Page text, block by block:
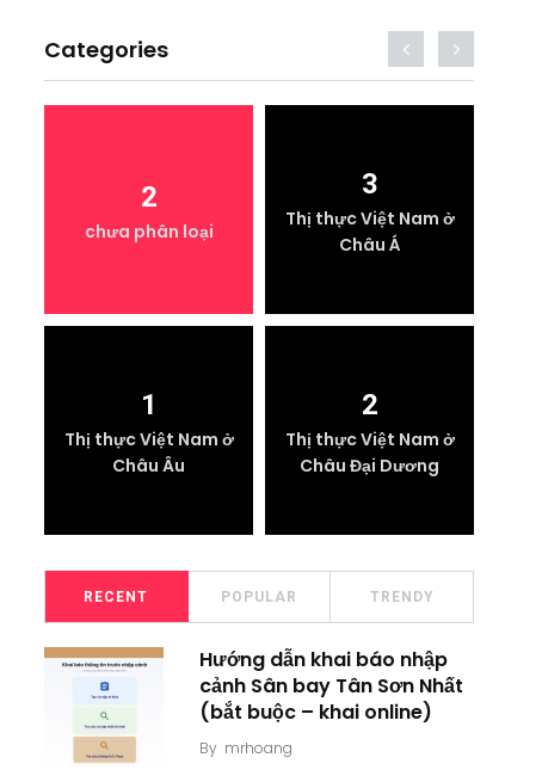
Categories
2
chưa phân loại
3
Thị thực Việt Nam ở
Châu Á
1
Thị thực Việt Nam ở
Châu Âu
2
Thị thực Việt Nam ở
Châu Đại Dương
RECENT POPULAR TRENDY
Hướng dẫn khai báo nhập
cảnh Sân bay Tân Sơn Nhất
(bắt buộc – khai online)
By mrhoang